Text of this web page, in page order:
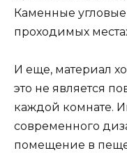
Каменные
проходимых
И еще, материал
это не является
каждой комнате.
современного
помещение в